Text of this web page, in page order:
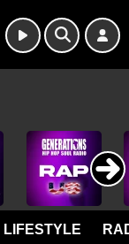
LIFESTYLE